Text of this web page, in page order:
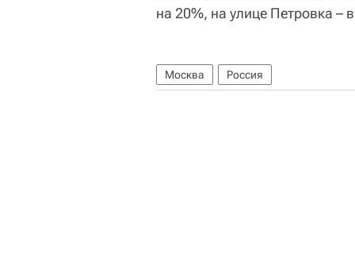
на 20%, на улице Петровка –
Москва Россия